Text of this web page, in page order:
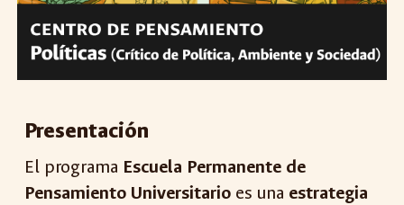
Presentación
El programa Escuela Permanente de
Pensamiento Universitario es una estrategia